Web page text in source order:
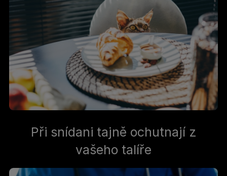
Při snídani tajně ochutnají z
vašeho talíře